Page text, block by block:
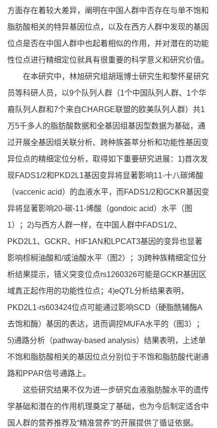
方面存在着较大差异，阐明在中国人群中否存在与单不饱和
脂肪酸相关的特异基因位点，以及在西方人群中发现的基因
位点是否在中国人群中也起着相似的作用，并对潜在的功能
性位点进行精细定位就具有很重要的科学意义和研究价值。
在本研究中，林旭研究组胡瑶博士研究生和黎怀星研究
员等科研人员，以9个队列人群（1个中国队列人群、1个华
裔队列人群和7个来自CHARGE联盟的欧美队列人群）共1
万5千多人的脂肪酸数据和全基因组基因型数据为基础，通
过开展全基因组关联分析、跨种族荟萃分析和功能性基因变
异位点的精细定位分析，取得如下重要研究进展：1)首次发
现FADS1/2和PKD2L1基因变异将显著影响11-十八碳烯酸
（vaccenic acid）的血液水平，而FADS1/2和GCKR基因变
异将显著影响20-碳-11-烯酸（gondoic acid）水平（图
1）；2)与西方人群一样，在中国人群中FADS1/2、
PKD2L1、GCKR、HIF1AN和LPCAT3基因的变异也显著
影响棕榈油酸和/或油酸水平（图2）；3)跨种族精细定位分
析结果提示，错义突变位点rs1260326可能是GCKR基因区
域真正起作用的功能性位点；4)eQTL分析结果表明，
PKD2L1-rs603424位点可能通过影响SCD（硬脂酰辅酶A
去饱和酶）基因的表达，进而调控MUFA水平的（图3）；
5)通路分析（pathway-based analysis）结果表明，上述单
不饱和脂肪酸相关的基因位点分别位于不饱和脂肪酸代谢通
路和PPAR信号通路上。
这些研究结果不仅为进一步研究血液脂肪酸水平的遗传
学基础和潜在的作用机理奠定了基础，也为今后制定适合中
国人群的营养推荐及“精准营养”的开展提供了循证依据。